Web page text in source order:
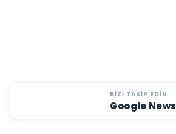
BIZI TAKIP EDIN
Google News